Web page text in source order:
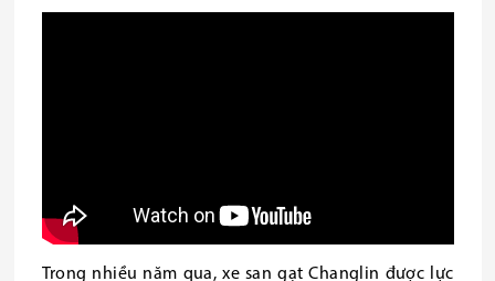
Trong nhiều năm qua, xe san gạt Changlin được lực